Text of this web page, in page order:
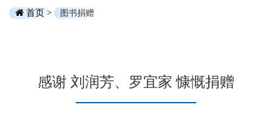
首页 > 图书捐赠
感谢 刘润芳、罗宜家 慷慨捐赠